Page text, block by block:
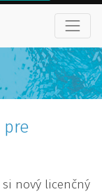
nový licenčný